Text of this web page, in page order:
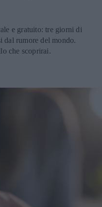
e gratuito: tre giorni di
dal rumore del mondo.
che scoprirai.